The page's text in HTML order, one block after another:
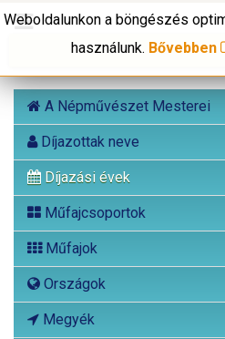
A Népművészet Mesterei
Díjazottak neve
Díjazási évek
Műfajcsoportok
Műfajok
Országok
Megyék
Weboldalunkon a böngészés
használunk. Bővebben